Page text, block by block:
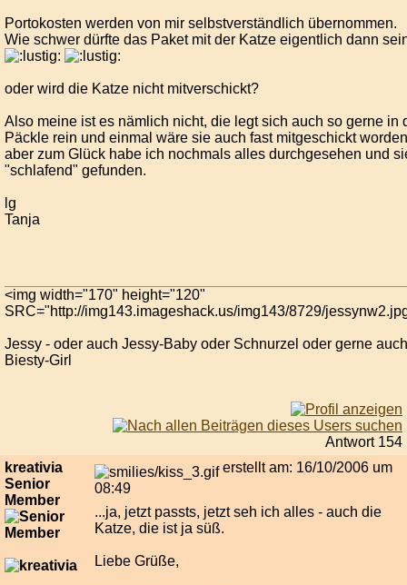
Portokosten werden von mir selbstverständlich übernommen.
Wie schwer dürfte das Paket mit der Katze eigentlich dann
oder wird die Katze nicht mitverschickt?
Also meine ist es nämlich nicht, die legt sich auch so gerne in
Päckle rein und einmal wäre sie auch fast mitgeschickt
aber zum Glück habe ich nochmals alles durchgesehen und
"schlafend" gefunden.
lg
Tanja
<img width="170" height="120"
SRC="http://img143.imageshack.us/img143/8729/
Jessy - oder auch Jessy-Baby oder Schnurzel oder gerne auch
Biesty-Girl
Antwort 154
kreativia
Senior
Member
erstellt am: 16/10/2006 um
08:49
...ja, jetzt passts, jetzt seh ich alles - auch die
Katze, die ist ja süß.
Liebe Grüße,